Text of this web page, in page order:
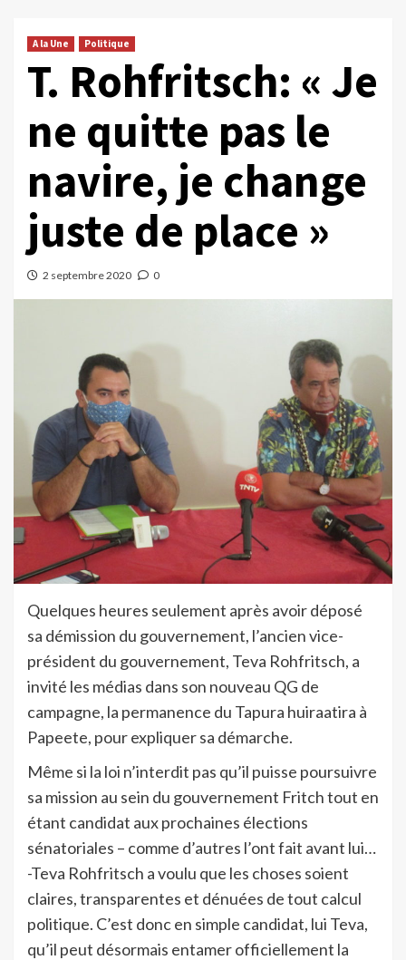
A la Une Politique
T. Rohfritsch: « Je
ne quitte pas le
navire, je change
juste de place »
2 septembre 2020 0
Quelques heures seulement après avoir déposé
sa démission du gouvernement, l’ancien vice-
président du gouvernement, Teva Rohfritsch, a
invité les médias dans son nouveau QG de
campagne, la permanence du Tapura huiraatira à
Papeete, pour expliquer sa démarche.
Même si la loi n’interdit pas qu’il puisse poursuivre
sa mission au sein du gouvernement Fritch tout en
étant candidat aux prochaines élections
sénatoriales – comme d’autres l’ont fait avant lui…
-Teva Rohfritsch a voulu que les choses soient
claires, transparentes et dénuées de tout calcul
politique. C’est donc en simple candidat, lui Teva,
qu’il peut désormais entamer officiellement la